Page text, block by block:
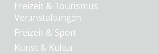
Freizeit & Tourismus
Veranstaltungen
Freizeit & Sport
Kunst & Kultur